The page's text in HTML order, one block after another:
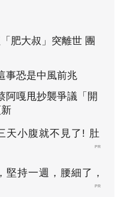
肥大叔」突離世 團
事恐是中風前兆
阿嘎甩抄襲爭議「開
天小腹就不見了! 肚
PR
堅持一週，腰細了，
PR